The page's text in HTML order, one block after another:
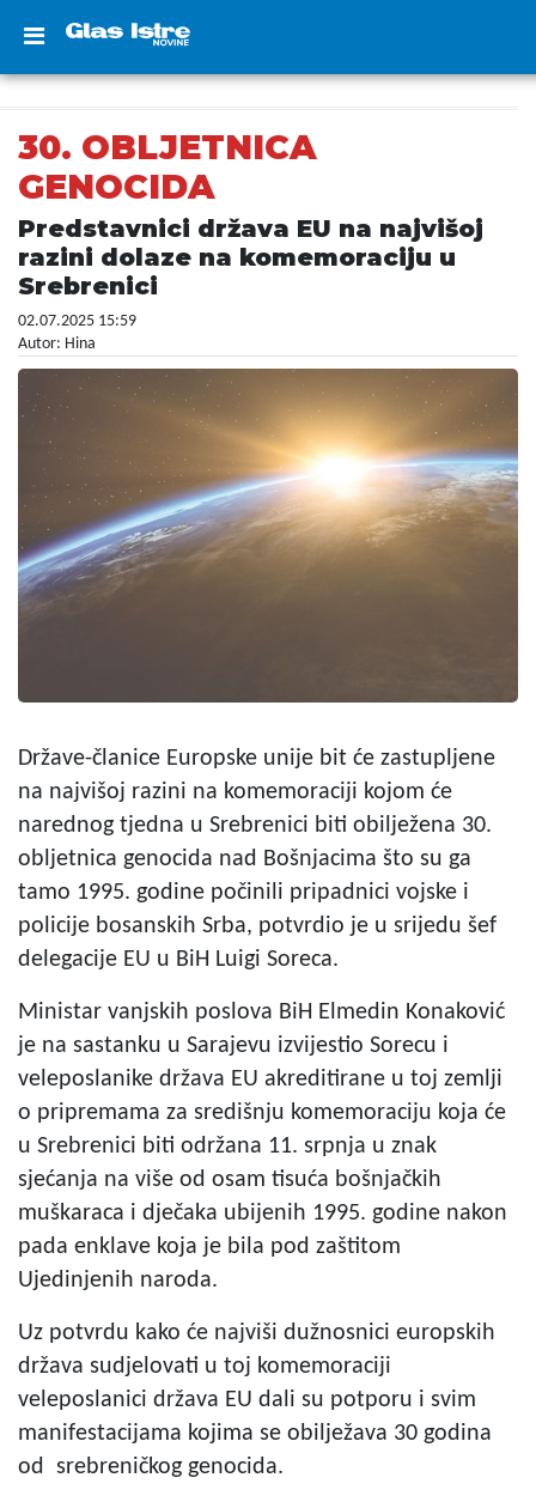
30. OBLJETNICA
GENOCIDA
Predstavnici država EU na najvišoj
razini dolaze na komemoraciju u
Srebrenici
02.07.2025 15:59
Autor: Hina
Države-članice Europske unije bit će zastupljene
na najvišoj razini na komemoraciji kojom će
narednog tjedna u Srebrenici biti obilježena 30.
obljetnica genocida nad Bošnjacima što su ga
tamo 1995. godine počinili pripadnici vojske i
policije bosanskih Srba, potvrdio je u srijedu šef
delegacije EU u BiH Luigi Soreca.
Ministar vanjskih poslova BiH Elmedin Konaković
je na sastanku u Sarajevu izvijestio Sorecu i
veleposlanike država EU akreditirane u toj zemlji
o pripremama za središnju komemoraciju koja će
u Srebrenici biti održana 11. srpnja u znak
sjećanja na više od osam tisuća bošnjačkih
muškaraca i dječaka ubijenih 1995. godine nakon
pada enklave koja je bila pod zaštitom
Ujedinjenih naroda.
Uz potvrdu kako će najviši dužnosnici europskih
država sudjelovati u toj komemoraciji
veleposlanici država EU dali su potporu i svim
manifestacijama kojima se obilježava 30 godina
od srebreničkog genocida.